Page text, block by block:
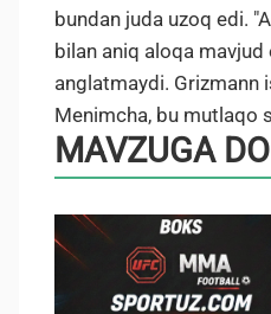
bundan juda uzoq edi.
bilan aniq aloqa
anglatmaydi. Grizmann
Menimcha, bu mutlaqo
MAVZUGA